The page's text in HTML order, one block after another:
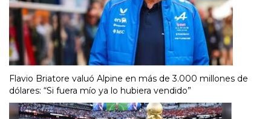
Flavio Briatore valuó Alpine en más de 3.000 millones de
dólares: “Si fuera mío ya lo hubiera vendido”